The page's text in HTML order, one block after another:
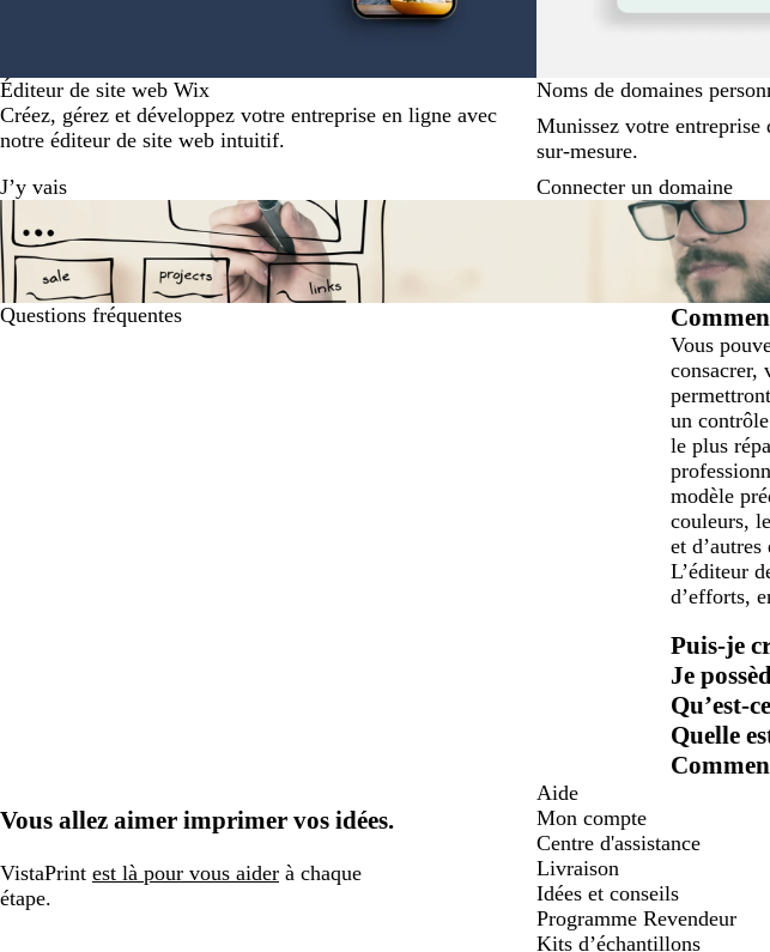
Éditeur de site web Wix
Créez, gérez et développez votre entreprise en ligne avec
notre éditeur de site web intuitif.
J’y vais
Noms de domaines
Munissez votre entreprise
sur-mesure.
Connecter un domaine
Questions fréquentes
Vous
consacrer,
un
le plus
modèle
couleurs,
et
L’éditeur
d’efforts,
Puis-je
Je
Qu’est-
Quelle
Vous allez aimer imprimer vos idées.
VistaPrint est là pour vous aider à chaque
étape.
Aide
Mon compte
Centre d'assistance
Livraison
Idées et conseils
Programme Revendeur
Kits d’échantillons